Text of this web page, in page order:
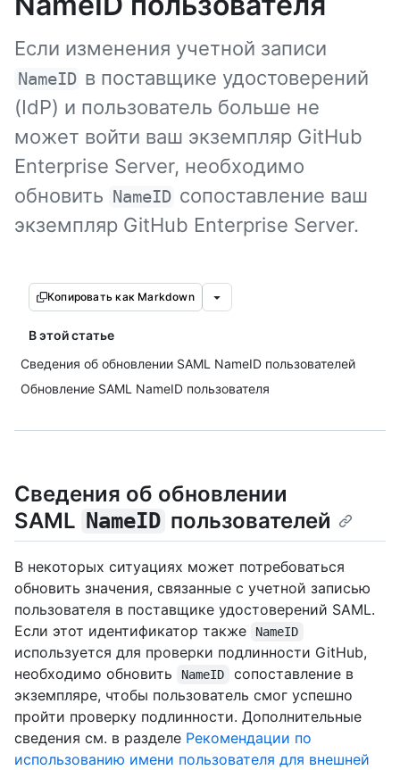
Если изменения учетной записи
NameID в поставщике удостоверений
(IdP) и пользователь больше не
может войти ваш экземпляр GitHub
Enterprise Server, необходимо
обновить
NameID сопоставление ваш
экземпляр GitHub Enterprise Server.
Копировать как Markdown
В этой статье
Сведения об обновлении SAML NameID пользователей
Обновление SAML NameID пользователя
Сведения об обновлении
SAML NameID пользователей
В некоторых ситуациях может потребоваться
обновить значения, связанные с учетной записью
пользователя в поставщике удостоверений SAML.
Если этот идентификатор также
NameID
используется для проверки подлинности GitHub,
необходимо обновить
NameID
сопоставление в
экземпляре, чтобы пользователь смог успешно
пройти проверку подлинности. Дополнительные
сведения см. в разделе Рекомендации по
использованию имени пользователя для внешней